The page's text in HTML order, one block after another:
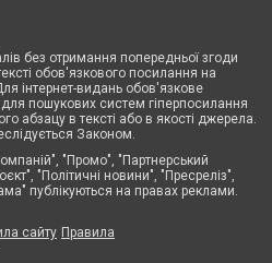
без отримання попередньої згоди
обов'язкового посилання на
інтернет-видань обов'язкове
пошукових систем гіперпосилання
абзацу в тексті або в якості джерела.
Законом.
"Промо", "Партнерський
"Політичні новини", "Пресреліз",
публікуються на правах реклами.
сайту Правила